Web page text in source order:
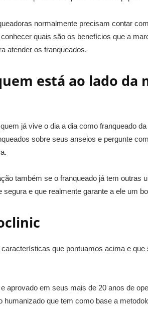
normalmente precisam contar
quais são os benefícios que a
atender os franqueados.
está ao lado da
já vive o dia a dia como franqueado
sobre seus anseios e pergunte
também se o franqueado já tem outras
e que realmente garante a ele um
que pontuamos acima e
aprovado em seus mais de 20 anos de
humanizado que tem como base a